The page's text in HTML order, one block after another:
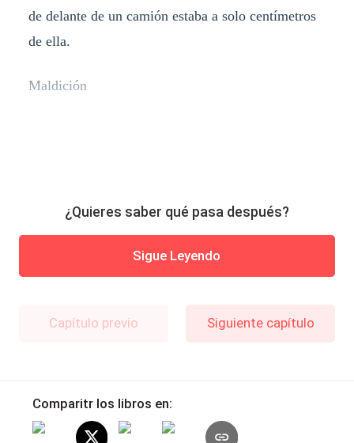
de delante de un camión estaba a solo centímetros
de ella.
Maldición
¿Quieres saber qué pasa después?
Sigue Leyendo
Capítulo previo Siguiente capítulo
Comparitr los libros en: